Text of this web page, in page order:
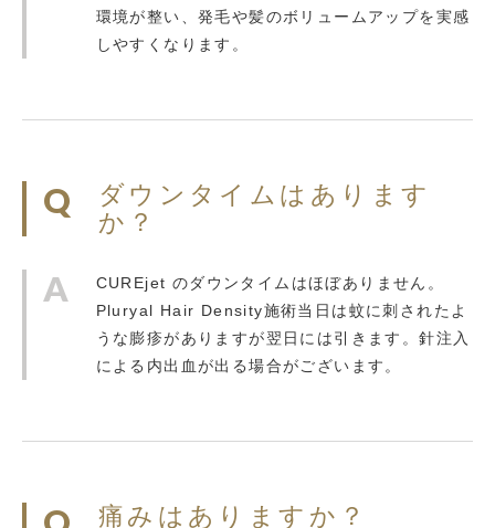
環境が整い、発毛や髪のボリュームアップを実感
しやすくなります。
ダウンタイムはあります
か？
CUREjet のダウンタイムはほぼありません。
Pluryal Hair Density施術当日は蚊に刺されたよ
うな膨疹がありますが翌日には引きます。針注入
による内出血が出る場合がございます。
痛みはありますか？